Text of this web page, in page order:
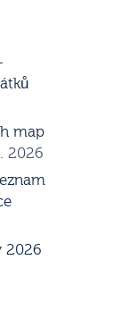
map
2026
2026